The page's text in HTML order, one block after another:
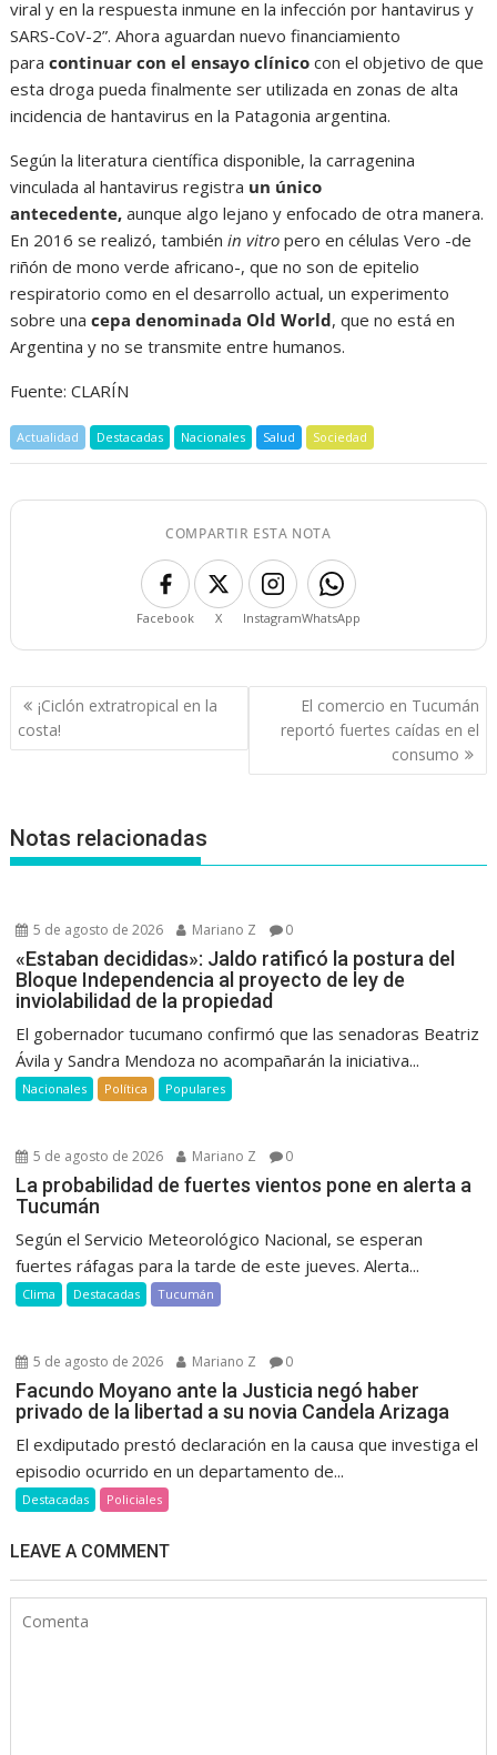
viral y en la respuesta inmune en la infección por hantavirus y
SARS-CoV-2”. Ahora aguardan nuevo financiamiento
paracontinuar con el ensayo clínico con el objetivo de que
esta droga pueda finalmente ser utilizada en zonas de alta
incidencia de hantavirus en la Patagonia argentina.
Según la literatura científica disponible, la carragenina
vinculada al hantavirus registra un único
antecedente,aunque algo lejano y enfocado de otra manera.
En 2016 se realizó, tambiénin vitro pero en células Vero -de
riñón de mono verde africano-, que no son de epitelio
respiratorio como en el desarrollo actual, un experimento
sobre unacepa denominada Old World, que no está en
Argentina y no se transmite entre humanos.
Fuente: CLARÍN
Actualidad Destacadas Nacionales Salud Sociedad
COMPARTIR ESTA NOTA
Facebook X InstagramWhatsApp
Navegación
de
entradas
¡Ciclón extratropical en la
costa!
El comercio en Tucumán
reportó fuertes caídas en el
consumo
Notas relacionadas
5 de agosto de 2026 Mariano Z 0
«Estaban decididas»: Jaldo ratificó la postura del
Bloque Independencia al proyecto de ley de
inviolabilidad de la propiedad
El gobernador tucumano confirmó que las senadoras Beatriz
Ávila y Sandra Mendoza no acompañarán la iniciativa...
Nacionales Política Populares
5 de agosto de 2026 Mariano Z 0
La probabilidad de fuertes vientos pone en alerta a
Tucumán
Según el Servicio Meteorológico Nacional, se esperan
fuertes ráfagas para la tarde de este jueves. Alerta...
Clima Destacadas Tucumán
5 de agosto de 2026 Mariano Z 0
Facundo Moyano ante la Justicia negó haber
privado de la libertad a su novia Candela Arizaga
El exdiputado prestó declaración en la causa que investiga el
episodio ocurrido en un departamento de...
Destacadas Policiales
LEAVE A COMMENT